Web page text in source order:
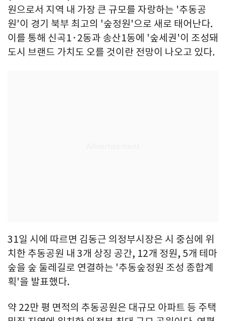
원으로서 지역 내 가장 큰 규모를 자랑하는 '추동공
원'이 경기 북부 최고의 '숲정원'으로 새로 태어난다.
이를 통해 신곡1·2동과 송산1동에 '숲세권'이 조성돼
도시 브랜드 가치도 오를 것이란 전망이 나오고 있다.
31일 시에 따르면 김동근 의정부시장은 시 중심에 위
치한 추동공원 내 3개 상징 공간, 12개 정원, 5개 테마
숲을 숲 둘레길로 연결하는 '추동숲정원 조성 종합계
획'을 발표했다.
약 22만 평 면적의 추동공원은 대규모 아파트 등 주택